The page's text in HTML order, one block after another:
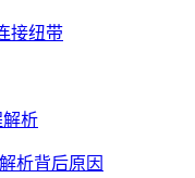
接纽带
解析
析背后原因